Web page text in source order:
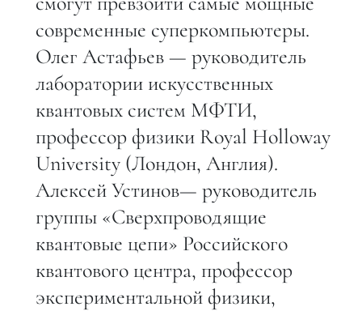
современные суперкомпьютеры.
Олег Астафьев — руководитель
лаборатории искусственных
квантовых систем МФТИ,
профессор физики Royal Holloway
University (Лондон, Англия).
Алексей Устинов— руководитель
группы «Сверхпроводящие
квантовые цепи» Российского
квантового центра, профессор
экспериментальной физики,